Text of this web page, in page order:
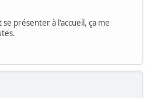
présenter à l'accueil, ça me